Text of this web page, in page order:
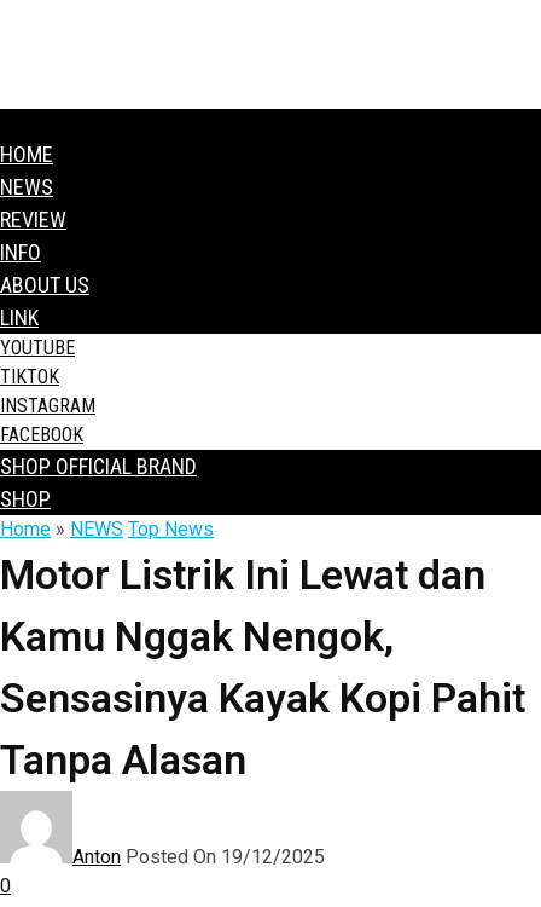
HOME
NEWS
REVIEW
INFO
ABOUT US
LINK
YOUTUBE
TIKTOK
INSTAGRAM
FACEBOOK
SHOP OFFICIAL BRAND
SHOP
Home » NEWS Top News
Motor Listrik Ini Lewat dan
Kamu Nggak Nengok,
Sensasinya Kayak Kopi Pahit
Tanpa Alasan
Anton Posted On 19/12/2025
0